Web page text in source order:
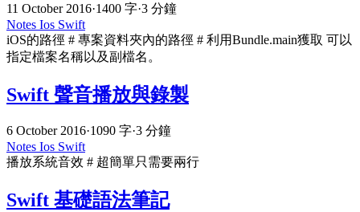
11 October 2016·1400 字·3 分鐘
Notes Ios Swift
iOS的路徑 # 專案資料夾內的路徑 # 利用Bundle.main獲取 可以
指定檔案名稱以及副檔名。
Swift 聲音播放與錄製
6 October 2016·1090 字·3 分鐘
Notes Ios Swift
播放系統音效 # 超簡單只需要兩行
Swift 基礎語法筆記